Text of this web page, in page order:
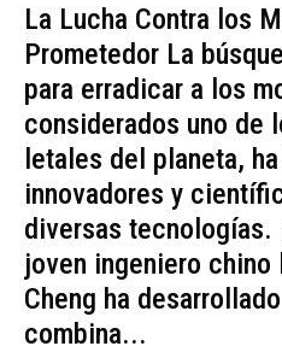
La Lucha Contra los
Prometedor La
para erradicar a los
considerados uno de
letales del planeta,
innovadores y
diversas tecnologías.
joven ingeniero chino
Cheng ha
combina...